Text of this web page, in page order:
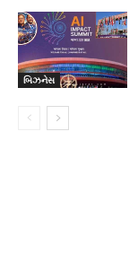
બિઝનેસ